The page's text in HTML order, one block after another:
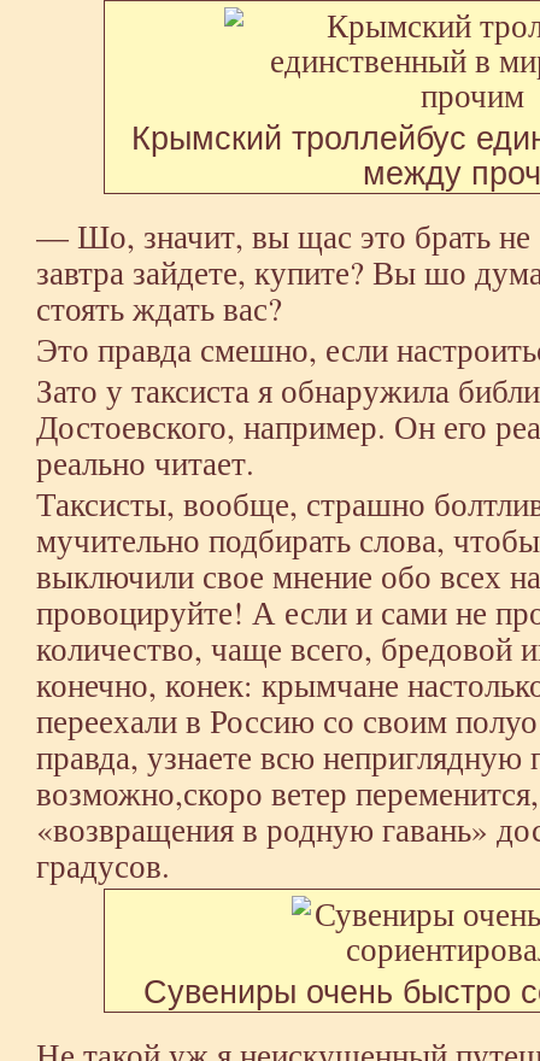
Крымский троллейбус
между
— Шо, значит, вы щас это брать не
завтра зайдете, купите? Вы шо
стоять ждать вас?
Это правда смешно, если
Зато у таксиста я обнаружила
Достоевского, например. Он его
реально читает.
Таксисты, вообще, страшно
мучительно подбирать слова,
выключили свое мнение обо всех
провоцируйте! А если и сами не
количество, чаще всего,
конечно, конек: крымчане
переехали в Россию со своим
правда, узнаете всю
возможно,скоро ветер
«возвращения в родную гавань»
градусов.
Сувениры очень быстро